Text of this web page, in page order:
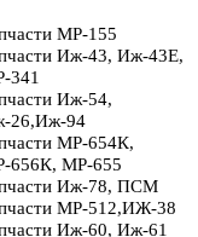
МР-155
Иж-43, Иж-43Е,
341
Иж-54,
26,Иж-94
МР-654К,
656К, МР-655
Иж-78, ПСМ
МР-512,ИЖ-38
Иж-60, Иж-61